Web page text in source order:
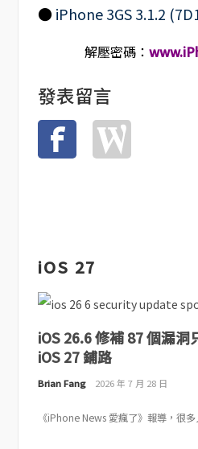
● iPhone 3GS 3.1.2
解壓密碼：
發表留言
iOS 27
iOS 26.6 修補 87 個漏
iOS 27 鋪路
Brian Fang 2026 年 7 月 28 日
《iPhone News 愛瘋了》報導，很多